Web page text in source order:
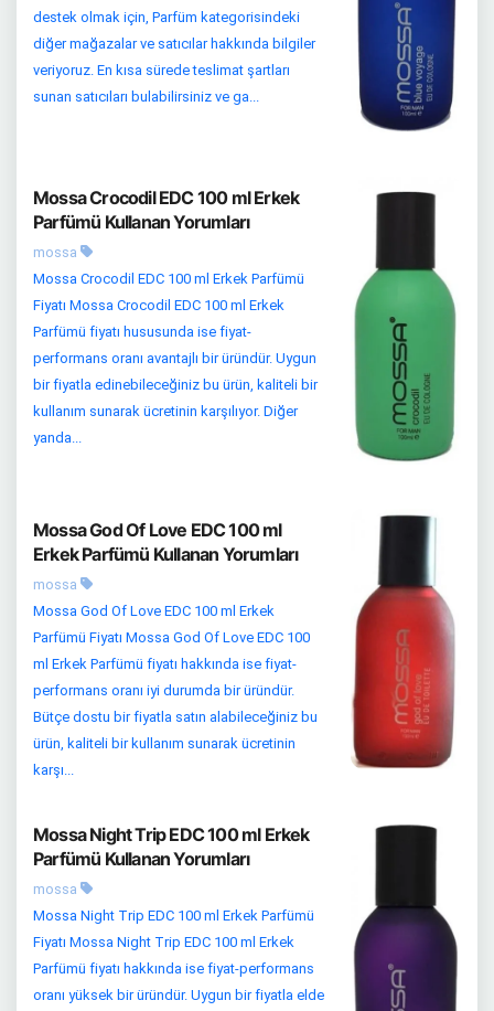
destek olmak için, Parfüm kategorisindeki
diğer mağazalar ve satıcılar hakkında bilgiler
veriyoruz. En kısa sürede teslimat şartları
sunan satıcıları bulabilirsiniz ve ga...
Mossa Crocodil EDC 100 ml Erkek
Parfümü Kullanan Yorumları
mossa
Mossa Crocodil EDC 100 ml Erkek Parfümü
Fiyatı Mossa Crocodil EDC 100 ml Erkek
Parfümü fiyatı hususunda ise fiyat-
performans oranı avantajlı bir üründür. Uygun
bir fiyatla edinebileceğiniz bu ürün, kaliteli bir
kullanım sunarak ücretinin karşılıyor. Diğer
yanda...
Mossa God Of Love EDC 100 ml
Erkek Parfümü Kullanan Yorumları
mossa
Mossa God Of Love EDC 100 ml Erkek
Parfümü Fiyatı Mossa God Of Love EDC 100
ml Erkek Parfümü fiyatı hakkında ise fiyat-
performans oranı iyi durumda bir üründür.
Bütçe dostu bir fiyatla satın alabileceğiniz bu
ürün, kaliteli bir kullanım sunarak ücretinin
karşı...
Mossa Night Trip EDC 100 ml Erkek
Parfümü Kullanan Yorumları
mossa
Mossa Night Trip EDC 100 ml Erkek Parfümü
Fiyatı Mossa Night Trip EDC 100 ml Erkek
Parfümü fiyatı hakkında ise fiyat-performans
oranı yüksek bir üründür. Uygun bir fiyatla elde